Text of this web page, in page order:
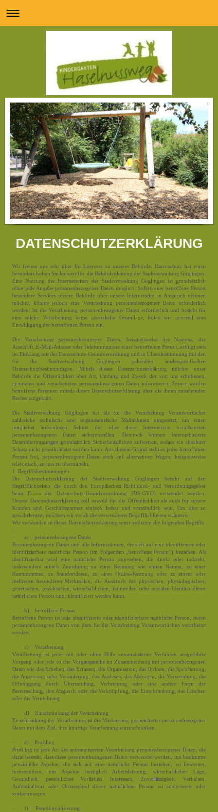
DATENSCHUTZERKLÄRUNG
Wir freuen uns sehr über Ihr Interesse an unserer Behörde. Datenschutz hat einen
besonders hohen Stellenwert für die Behördenleitung der Stadtverwaltung Güglingen.
Eine Nutzung der Internetseiten der Stadtverwaltung Güglingen ist grundsätzlich
ohne jede Angabe personenbezogener Daten möglich. Sofern eine betroffene Person
besondere Services unsere Behörde über unsere Internetseite in Anspruch nehmen
möchte, könnte jedoch eine Verarbeitung personenbezogener Daten erforderlich
werden. Ist die Verarbeitung personenbezogener Daten erforderlich und besteht für
eine solche Verarbeitung keine gesetzliche Grundlage, holen wir generell eine
Einwilligung der betroffenen Person ein.
Die Verarbeitung personenbezogener Daten, beispielsweise des Namens, der
Anschrift, E-Mail-Adresse oder Telefonnummer einer betroffenen Person, erfolgt stets
im Einklang mit der Datenschutz-Grundverordnung und in Übereinstimmung mit den
für die Stadtverwaltung Güglingen geltenden landesspezifischen
Datenschutzbestimmungen. Mittels dieser Datenschutzerklärung möchte unser
Behörde die Öffentlichkeit über Art, Umfang und Zweck der von uns erhobenen,
genutzten und verarbeiteten personenbezogenen Daten informieren. Ferner werden
betroffene Personen mittels dieser Datenschutzerklärung über die ihnen zustehenden
Rechte aufgeklärt.
Die Stadtverwaltung Güglingen hat als für die Verarbeitung Verantwortlicher
zahlreiche technische und organisatorische Maßnahmen umgesetzt, um einen
möglichst lückenlosen Schutz der über diese Internetseite verarbeiteten
personenbezogenen Daten sicherzustellen. Dennoch können Internetbasierte
Datenübertragungen grundsätzlich Sicherheitslücken aufweisen, sodass ein absoluter
Schutz nicht gewährleistet werden kann. Aus diesem Grund steht es jeder betroffenen
Person frei, personenbezogene Daten auch auf alternativen Wegen, beispielsweise
telefonisch, an uns zu übermitteln.
1. Begriffsbestimmungen
Die Datenschutzerklärung der Stadtverwaltung Güglingen beruht auf den
Begrifflichkeiten, die durch den Europäischen Richtlinien- und Verordnungsgeber
beim Erlass der Datenschutz-Grundverordnung (DS-GVO) verwendet wurden.
Unsere Datenschutzerklärung soll sowohl für die Öffentlichkeit als auch für unsere
Kunden und Geschäftspartner einfach lesbar und verständlich sein. Um dies zu
gewährleisten, möchten wir vorab die verwendeten Begrifflichkeiten erläutern.
Wir verwenden in dieser Datenschutzerklärung unter anderem die folgenden Begriffe
:
· a) personenbezogene Daten
Personenbezogene Daten sind alle Informationen, die sich auf eine identifizierte oder
identifizierbare natürliche Person (im Folgenden „betroffene Person“) beziehen. Als
identifizierbar wird eine natürliche Person angesehen, die direkt oder indirekt,
insbesondere mittels Zuordnung zu einer Kennung wie einem Namen, zu einer
Kennnummer, zu Standortdaten, zu einer Online-Kennung oder zu einem oder
mehreren besonderen Merkmalen, die Ausdruck der physischen, physiologischen,
genetischen, psychischen, wirtschaftlichen, kulturellen oder sozialen Identität dieser
natürlichen Person sind, identifiziert werden kann.
· b) betroffene Person
Betroffene Person ist jede identifizierte oder identifizierbare natürliche Person, deren
personenbezogene Daten von dem für die Verarbeitung Verantwortlichen verarbeitet
werden.
· c) Verarbeitung
Verarbeitung ist jeder mit oder ohne Hilfe automatisierter Verfahren ausgeführte
Vorgang oder jede solche Vorgangsreihe im Zusammenhang mit personenbezogenen
Daten wie das Erheben, das Erfassen, die Organisation, das Ordnen, die Speicherung,
die Anpassung oder Veränderung, das Auslesen, das Abfragen, die Verwendung, die
Offenlegung durch Übermittlung, Verbreitung oder eine andere Form der
Bereitstellung, den Abgleich oder die Verknüpfung, die Einschränkung, das Löschen
oder die Vernichtung.
· d) Einschränkung der Verarbeitung
Einschränkung der Verarbeitung ist die Markierung gespeicherter personenbezogener
Daten mit dem Ziel, ihre künftige Verarbeitung einzuschränken.
· e) Profiling
Profiling ist jede Art der automatisierten Verarbeitung personenbezogener Daten, die
darin besteht, dass diese personenbezogenen Daten verwendet werden, um bestimmte
persönliche Aspekte, die sich auf eine natürliche Person beziehen, zu bewerten,
insbesondere, um Aspekte bezüglich Arbeitsleistung, wirtschaftlicher Lage,
Gesundheit, persönlicher Vorlieben, Interessen, Zuverlässigkeit, Verhalten,
Aufenthaltsort oder Ortswechsel dieser natürlichen Person zu analysieren oder
vorherzusagen.
· f) Pseudonymisierung